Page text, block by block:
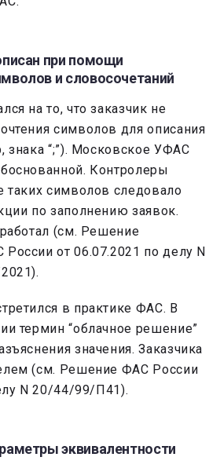
при помощи
и словосочетаний
на то, что заказчик не
символов для описания
знака “;”). Московское УФАС
Контролеры
таких символов следовало
по заполнению заявок.
(см. Решение
от 06.07.2021 по делу N
в практике ФАС. В
термин “облачное решение”
значения. Заказчика
(см. Решение ФАС России
N 20/44/99/П41).
эквивалентности